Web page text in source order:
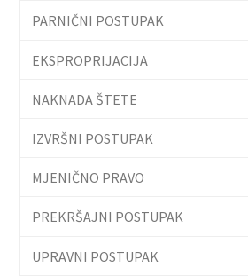
PARNIČNI POSTUPAK
EKSPROPRIJACIJA
NAKNADA ŠTETE
IZVRŠNI POSTUPAK
MJENIČNO PRAVO
PREKRŠAJNI POSTUPAK
UPRAVNI POSTUPAK